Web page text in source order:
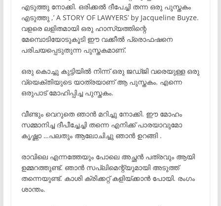
എടുത്തു നോക്കി. ഒരിക്കൽ ദീപേച്ചി തന്ന ഒരു പുസ്തകം
എടുത്തു ,’ A STORY OF LAWYERS’ by Jacqueline Buyze.
വളരെ ലളിതമായി ഒരു ഹാസ്യത്തിന്റെ
മേമ്പൊടിയോടുകൂടി ഈ വക്കീൽ പ്രൊഫഷനെ
പരിചയപ്പെടുതുന്ന പുസ്തകമാണ്.
ഒരു കൊച്ചു കുട്ടിയിൽ നിന്ന് ഒരു ജഡ്ജി വരെയുള്ള ഒരു
വ്യെക്തിയുടെ യാത്രയാണ് ആ പുസ്തകം. എന്നെ
ഒരുപാട് മോഹിപ്പിച്ച പുസ്തകം.
വീണ്ടും വെറുതെ ഞാൻ മറിച്ചു നോക്കി. ഈ മോഹം
സമ്മാനിച്ച ദീപീച്ചേച്ചി തന്നെ എനിക്ക് പാരയാവുമോ
കൃഷ്ണാ …പലതും ആലോചിച്ചു ഞാൻ ഉറങ്ങി .
രാവിലെ എന്നത്തേയും പോലെ അച്ഛൻ പത്രവും ആയി
ഉമ്മറത്തുണ്ട്. ഞാൻ സപ്ലിമെന്റ്യുമായി അടുത്ത്
തന്നെയുണ്ട്. കാശി ക്രിക്കറ്റ് കളിയ്ക്കാൻ പോയി. രംഗം
ശാന്തം.